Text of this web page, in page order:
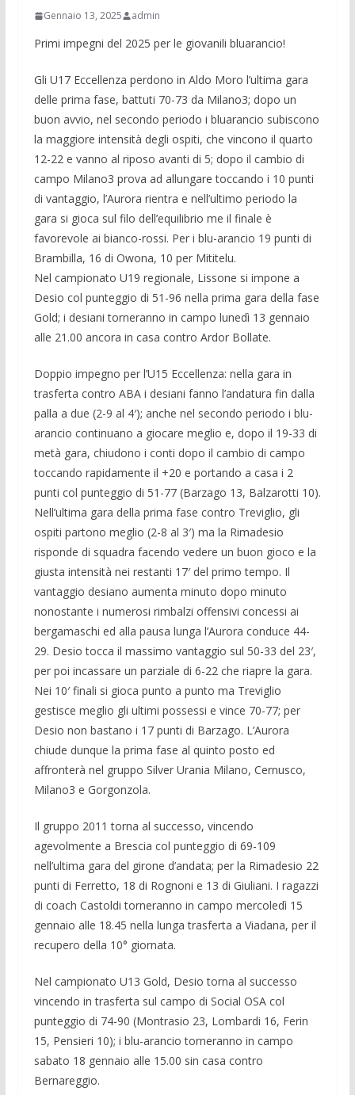
Gennaio 13, 2025 admin
Primi impegni del 2025 per le giovanili bluarancio!
Gli U17 Eccellenza perdono in Aldo Moro l’ultima gara
delle prima fase, battuti 70-73 da Milano3; dopo un
buon avvio, nel secondo periodo i bluarancio subiscono
la maggiore intensità degli ospiti, che vincono il quarto
12-22 e vanno al riposo avanti di 5; dopo il cambio di
campo Milano3 prova ad allungare toccando i 10 punti
di vantaggio, l’Aurora rientra e nell’ultimo periodo la
gara si gioca sul filo dell’equilibrio me il finale è
favorevole ai bianco-rossi. Per i blu-arancio 19 punti di
Brambilla, 16 di Owona, 10 per Mititelu.
Nel campionato U19 regionale, Lissone si impone a
Desio col punteggio di 51-96 nella prima gara della fase
Gold; i desiani torneranno in campo lunedì 13 gennaio
alle 21.00 ancora in casa contro Ardor Bollate.
Doppio impegno per l’U15 Eccellenza: nella gara in
trasferta contro ABA i desiani fanno l’andatura fin dalla
palla a due (2-9 al 4′); anche nel secondo periodo i blu-
arancio continuano a giocare meglio e, dopo il 19-33 di
metà gara, chiudono i conti dopo il cambio di campo
toccando rapidamente il +20 e portando a casa i 2
punti col punteggio di 51-77 (Barzago 13, Balzarotti 10).
Nell’ultima gara della prima fase contro Treviglio, gli
ospiti partono meglio (2-8 al 3′) ma la Rimadesio
risponde di squadra facendo vedere un buon gioco e la
giusta intensità nei restanti 17′ del primo tempo. Il
vantaggio desiano aumenta minuto dopo minuto
nonostante i numerosi rimbalzi offensivi concessi ai
bergamaschi ed alla pausa lunga l’Aurora conduce 44-
29. Desio tocca il massimo vantaggio sul 50-33 del 23′,
per poi incassare un parziale di 6-22 che riapre la gara.
Nei 10′ finali si gioca punto a punto ma Treviglio
gestisce meglio gli ultimi possessi e vince 70-77; per
Desio non bastano i 17 punti di Barzago. L’Aurora
chiude dunque la prima fase al quinto posto ed
affronterà nel gruppo Silver Urania Milano, Cernusco,
Milano3 e Gorgonzola.
Il gruppo 2011 torna al successo, vincendo
agevolmente a Brescia col punteggio di 69-109
nell’ultima gara del girone d’andata; per la Rimadesio 22
punti di Ferretto, 18 di Rognoni e 13 di Giuliani. I ragazzi
di coach Castoldi torneranno in campo mercoledì 15
gennaio alle 18.45 nella lunga trasferta a Viadana, per il
recupero della 10° giornata.
Nel campionato U13 Gold, Desio torna al successo
vincendo in trasferta sul campo di Social OSA col
punteggio di 74-90 (Montrasio 23, Lombardi 16, Ferin
15, Pensieri 10); i blu-arancio torneranno in campo
sabato 18 gennaio alle 15.00 sin casa contro
Bernareggio.